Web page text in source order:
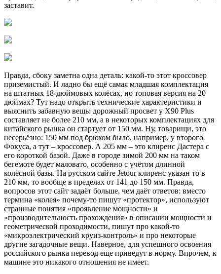
заставит.
Правда, сбоку заметна одна деталь: какой-то этот кроссовер
приземистый. И ладно бы ещё самая младшая комплектация
на штатных 18-дюймовых колёсах, но топовая версия на 20
дюймах? Тут надо открыть технические характеристики и
выяснить забавную вещь: дорожный просвет у X90 Plus
составляет не более 210 мм, а в некоторых комплектациях для
китайского рынка он стартует от 150 мм. Ну, товарищи, это
несерьёзно: 150 мм под брюхом было, например, у второго
Фокуса, а тут – кроссовер. А 205 мм – это клиренс Дастера с
его короткой базой. Даже в городе зимой 200 мм на таком
бегемоте будет маловато, особенно с учётом длинной
колёсной базы. На русском сайте Jetour клиренс указан то в
210 мм, то вообще в пределах от 141 до 150 мм. Правда,
вопросов этот сайт задаёт больше, чем даёт ответов: вместо
термина «колея» почему-то пишут «протектор», используют
странные понятия «проявление мощности» и
«производительность прохождения» в описании мощности и
геометрической проходимости, пишут про какой-то
«микроэлектрический круиз-контроль» и про некоторые
другие загадочные вещи. Наверное, для успешного освоения
российского рынка перевод еще приведут в норму. Впрочем, к
машине это никакого отношения не имеет.